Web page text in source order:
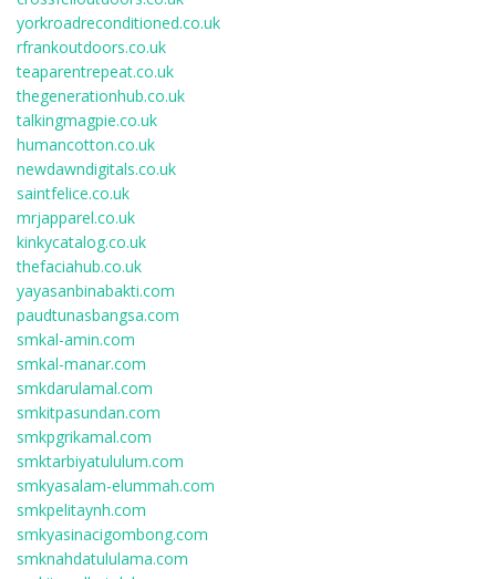
yorkroadreconditioned.co.uk
rfrankoutdoors.co.uk
teaparentrepeat.co.uk
thegenerationhub.co.uk
talkingmagpie.co.uk
humancotton.co.uk
newdawndigitals.co.uk
saintfelice.co.uk
mrjapparel.co.uk
kinkycatalog.co.uk
thefaciahub.co.uk
yayasanbinabakti.com
paudtunasbangsa.com
smkal-amin.com
smkal-manar.com
smkdarulamal.com
smkitpasundan.com
smkpgrikamal.com
smktarbiyatululum.com
smkyasalam-elummah.com
smkpelitaynh.com
smkyasinacigombong.com
smknahdatululama.com